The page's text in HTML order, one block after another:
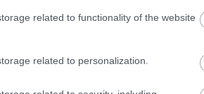
related to functionality of the website
related to personalization.
το οποίο δεν
τέτοιου είδους